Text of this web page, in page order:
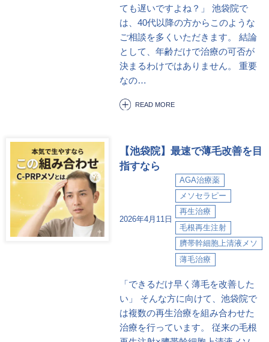
ても遅いですよね？」 池袋院で
は、40代以降の方からこのような
ご相談を多くいただきます。 結論
として、年齢だけで治療の可否が
決まるわけではありません。 重要
なの…
READ MORE
2026年4月11日
AGA治療薬
メソセラピー
再生治療
毛根再生注射
臍帯幹細胞上清液メソ
薄毛治療
【池袋院】最速で薄毛改善を目
指すなら
「できるだけ早く薄毛を改善した
い」 そんな方に向けて、池袋院で
は複数の再生治療を組み合わせた
治療を行っています。 従来の毛根